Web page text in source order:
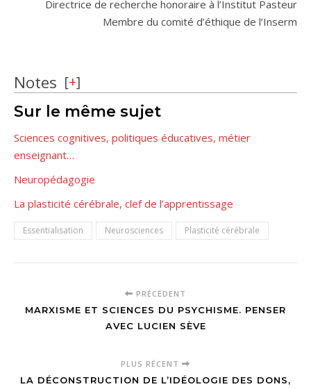
Directrice de recherche honoraire à l’Institut Pasteur
Membre du comité d’éthique de l’Inserm
Notes [+]
Sur le même sujet
Sciences cognitives, politiques éducatives, métier
enseignant…
Neuropédagogie
La plasticité cérébrale, clef de l’apprentissage
Essentialisation Neurosciences Plasticité cérébrale
PRÉCÉDENT
MARXISME ET SCIENCES DU PSYCHISME. PENSER
AVEC LUCIEN SÈVE
PLUS RÉCENT
LA DÉCONSTRUCTION DE L’IDÉOLOGIE DES DONS,